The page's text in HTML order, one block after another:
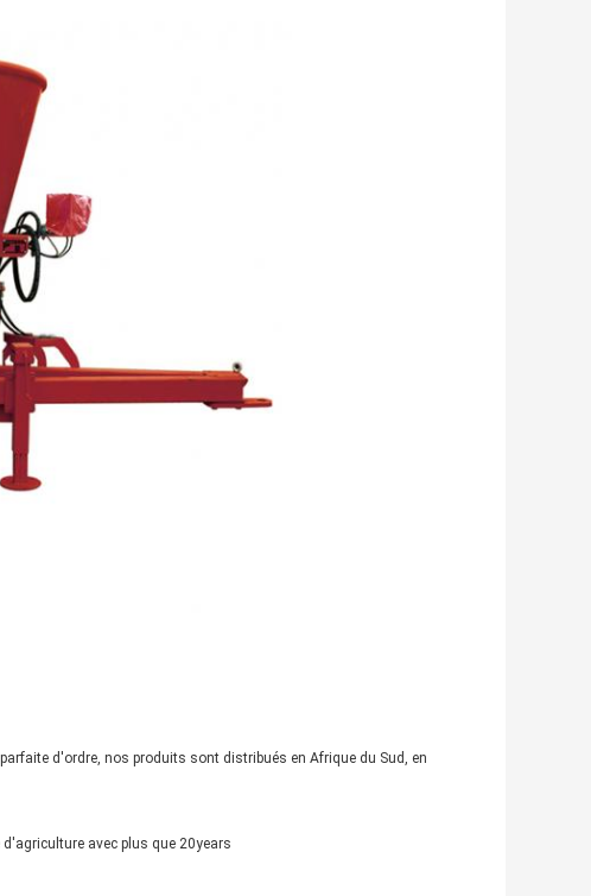
d'ordre, nos produits sont distribués en Afrique du Sud, en
avec plus que 20years